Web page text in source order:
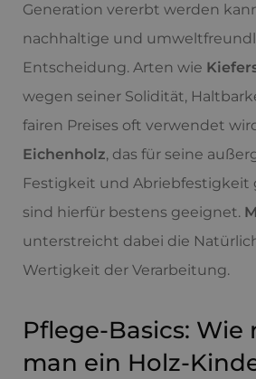
Generation vererbt werden
nachhaltige und
Entscheidung. Arten wie
wegen seiner Solidität,
fairen Preises oft verwendet
Eichenholz, das für seine
Festigkeit und Abriebfestigkeit
sind hierfür bestens geeignet.
unterstreicht dabei die
Wertigkeit der Verarbeitung.
Pflege-Basics: Wie
man ein Holz-